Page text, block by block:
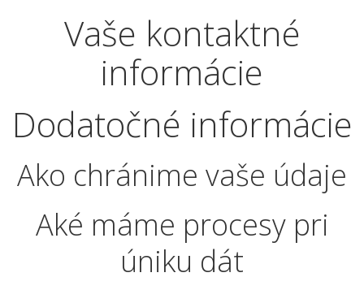
Vaše kontaktné
informácie
Dodatočné informácie
Ako chránime vaše údaje
Aké máme procesy pri
úniku dát